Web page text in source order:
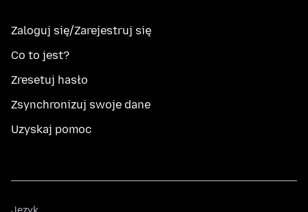
Zaloguj się/Zarejestruj się
Co to jest?
Zresetuj hasło
Zsynchronizuj swoje dane
Uzyskaj pomoc